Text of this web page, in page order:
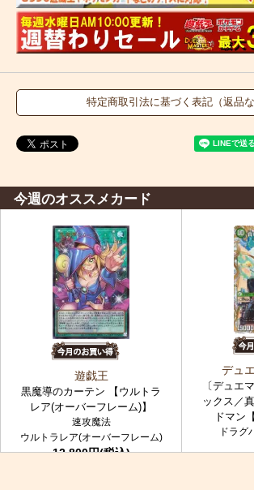
特定商取引法に基づく表記（返品な
今週のオススメカード
遊戯王
黒魔導のカーテン 【ウルトラ
レア(オーバーフレーム)】
速攻魔法
ウルトラレア(オーバーフレーム)
12,800円(税込)
デュ
〔デュエ
ックス／
ドマン
ドラグ